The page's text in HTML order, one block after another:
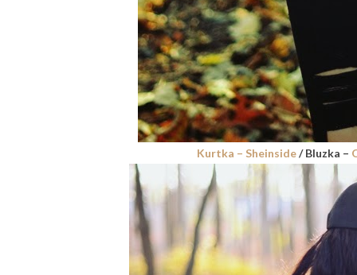
Kurtka – Sheinside/ Bluzka –